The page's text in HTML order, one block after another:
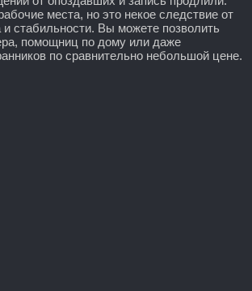
места, но это некое следствие от
стабильности. Вы можете позволить
помощниц по дому или даже
по сравнительно небольшой цене.